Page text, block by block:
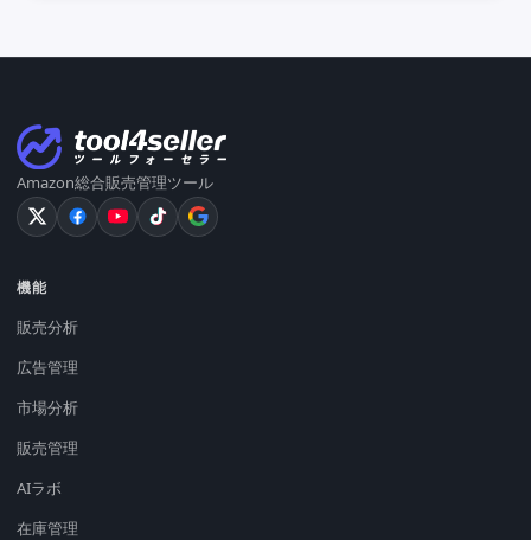
Amazon総合販売管理ツール
機能
販売分析
広告管理
市場分析
販売管理
AIラボ
在庫管理